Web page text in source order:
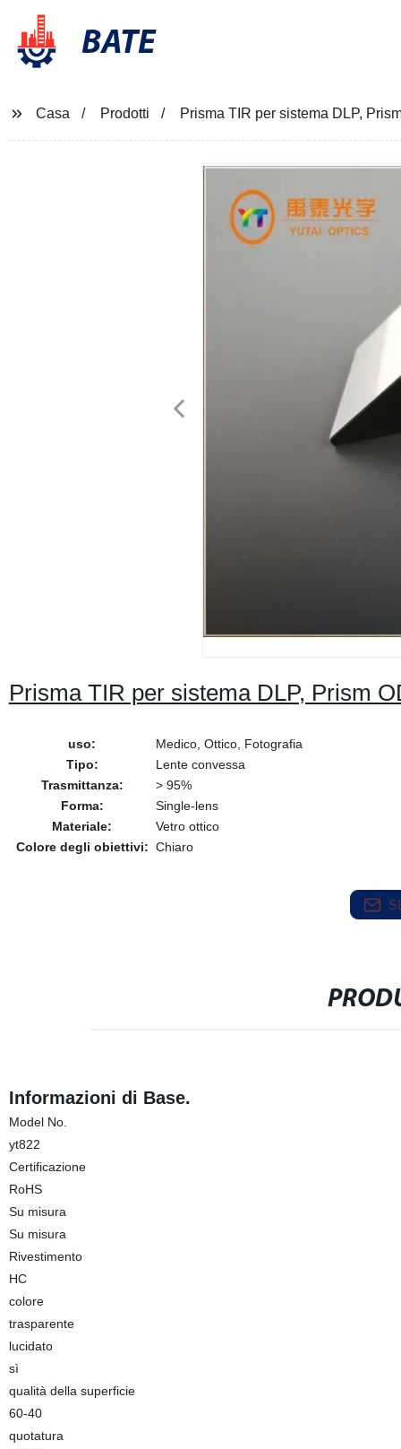
BATE
Casa Prodotti Prisma TIR per sistema DLP,
Prisma TIR per sistema DLP, Prism
uso:
Medico, Ottico, Fotografia
Tipo:
Lente convessa
Trasmittanza:
> 95%
Forma:
Single-lens
Materiale:
Vetro ottico
Colore degli obiettivi: Chiaro
Informazioni di Base.
Model No.
yt822
Certificazione
RoHS
Su misura
Su misura
Rivestimento
HC
colore
trasparente
lucidato
sì
qualità della superficie
60-40
quotatura